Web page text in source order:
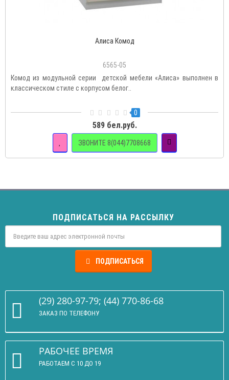
Алиса Комод
6565-05
Комод из модульной серии детской мебели «Алиса» выполнен в
классическом стиле с корпусом белог..
0
589 бел.руб.
ЗВОНИТЕ 8(044)7708668
ПОДПИСАТЬСЯ НА РАССЫЛКУ
ПОДПИСАТЬСЯ
(29) 280-97-79; (44) 770-86-68
ЗАКАЗ ПО ТЕЛЕФОНУ
РАБОЧЕЕ ВРЕМЯ
РАБОТАЕМ С 10 ДО 19